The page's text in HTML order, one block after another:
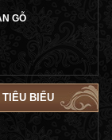
GỖ
BIỂU